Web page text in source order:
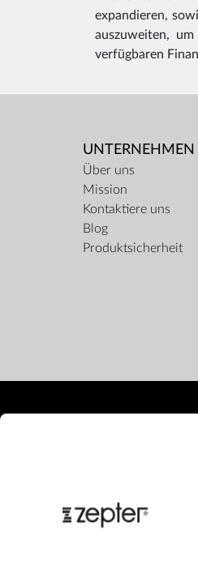
expandieren,
auszuweiten,
verfügbaren
UNTERNEHMEN
Über uns
Mission
Kontaktiere uns
Blog
Produktsicherheit